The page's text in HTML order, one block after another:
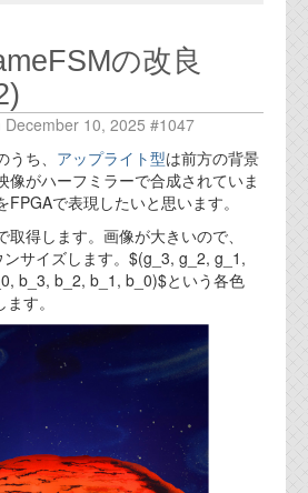
の改良
10, 2025 #1047
ち、 アップライト型は前方の背景
像がハーフミラーで合成されていま
で表現したいと思います。
取得します。画像が大きいので、
サイズします。$(g_3, g_2, g_1,
b_3, b_2, b_1, b_0)$という各色
す。